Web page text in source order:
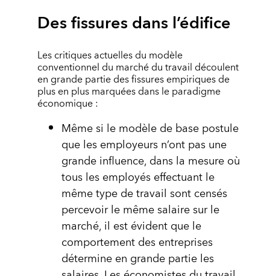
Des fissures dans l’édifice
Les critiques actuelles du modèle
conventionnel du marché du travail découlent
en grande partie des fissures empiriques de
plus en plus marquées dans le paradigme
économique :
Même si le modèle de base postule
que les employeurs n’ont pas une
grande influence, dans la mesure où
tous les employés effectuant le
même type de travail sont censés
percevoir le même salaire sur le
marché, il est évident que le
comportement des entreprises
détermine en grande partie les